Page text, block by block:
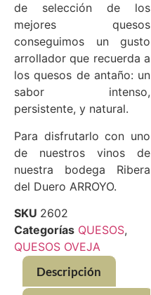
de selección de los
mejores quesos
conseguimos un gusto
arrollador que recuerda a
los quesos de antaño: un
sabor intenso,
persistente, y natural.
Para disfrutarlo con uno
de nuestros vinos de
nuestra bodega Ribera
del Duero ARROYO.
SKU 2602
Categorías QUESOS,
QUESOS OVEJA
Descripción